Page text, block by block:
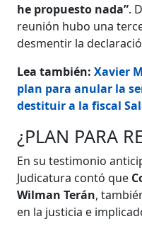
he propuesto nada”.
reunión hubo una
desmentir la
Lea también:Xavier
plan para anular la
destituir a la fiscal
¿PLAN PARA
En su testimonio
Judicatura contó que
Wilman Terán,
en la justicia e